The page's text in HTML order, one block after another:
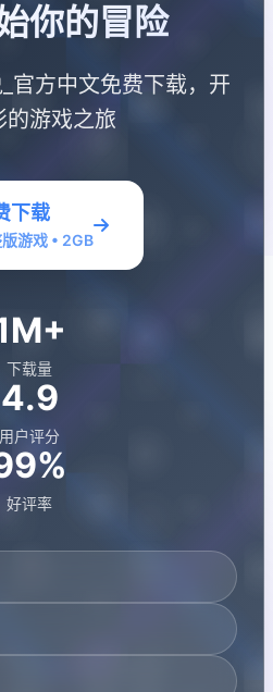
你的冒险
官方中文免费下载，开
的游戏之旅
下载
游戏 • 2GB
下载量
4.9
用户评分
好评率